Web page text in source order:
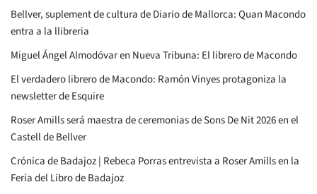
Bellver, suplement de cultura de Diario de Mallorca: Quan Macondo
entra a la llibreria
Miguel Ángel Almodóvar en Nueva Tribuna: El librero de Macondo
El verdadero librero de Macondo: Ramón Vinyes protagoniza la
newsletter de Esquire
Roser Amills será maestra de ceremonias de Sons De Nit 2026 en el
Castell de Bellver
Crónica de Badajoz | Rebeca Porras entrevista a Roser Amills en la
Feria del Libro de Badajoz